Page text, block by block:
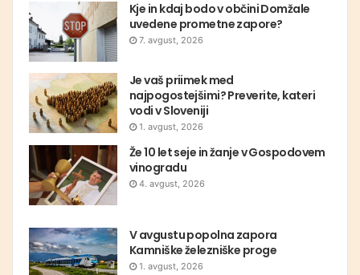
Kje in kdaj bodo v občini Domžale
uvedene prometne zapore?
7. avgust, 2026
Je vaš priimek med
najpogostejšimi? Preverite, kateri
vodi v Sloveniji
1. avgust, 2026
Že 10 let seje in žanje v Gospodovem
vinogradu
4. avgust, 2026
V avgustu popolna zapora
Kamniške železniške proge
1. avgust, 2026